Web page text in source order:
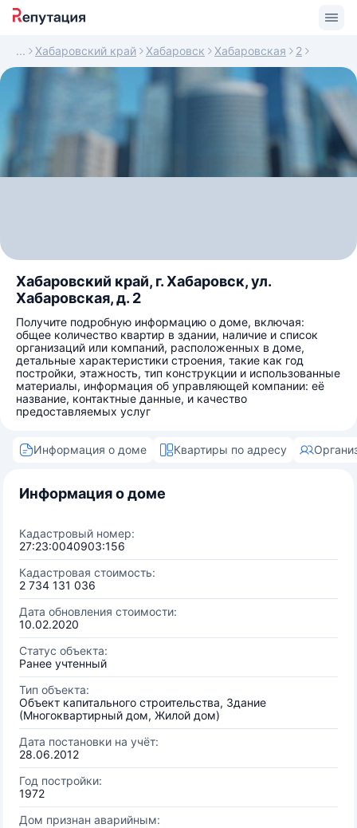
Хабаровский край Хабаровск Хабаровская 2
Хабаровский край, г. Хабаровск, ул.
Хабаровская, д. 2
Получите подробную информацию о доме, включая:
общее количество квартир в здании, наличие и список
организаций или компаний, расположенных в доме,
детальные характеристики строения, такие как год
постройки, этажность, тип конструкции и использованные
материалы, информация об управляющей компании: её
название, контактные данные, и качество
предоставляемых услуг
Информация о доме Квартиры по адресу
Информация о доме
Кадастровый номер:
27:23:0040903:156
Кадастровая стоимость:
2 734 131 036
Дата обновления стоимости:
10.02.2020
Статус объекта:
Ранее учтенный
Тип объекта:
Объект капитального строительства, Здание
(Многоквартирный дом, Жилой дом)
Дата постановки на учёт:
28.06.2012
Год постройки:
1972
Дом признан аварийным: